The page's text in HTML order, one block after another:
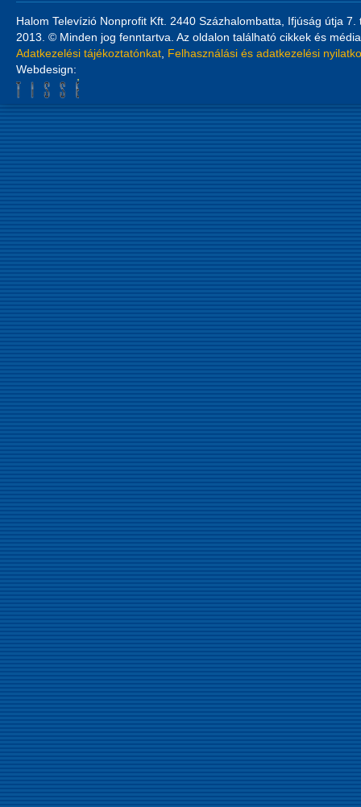
Halom Televízió Nonprofit Kft. 2440 Százhalombatta, Ifjúság útja
2013. © Minden jog fenntartva. Az oldalon található cikkek és
Adatkezelési tájékoztatónkat Felhasználási és adatkezelési
Webdesign: